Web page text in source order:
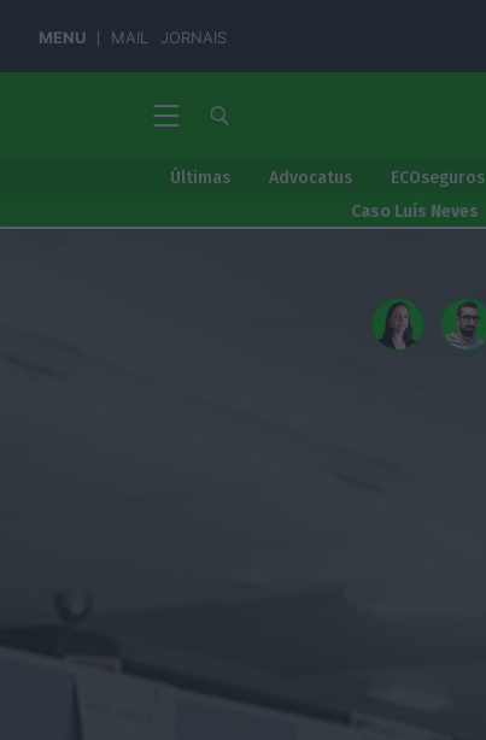
MENU MAIL JORNAIS
Últimas Advocatus ECOseguros
Caso Luís Neves